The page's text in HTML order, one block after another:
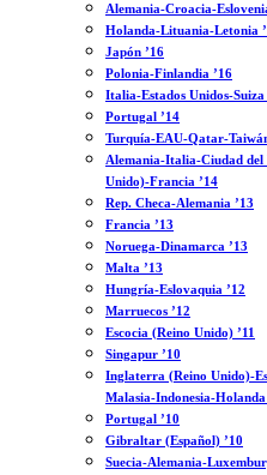
Alemania-Croacia-
Holanda-Lituania-Letonia
Japón ’16
Polonia-Finlandia ’16
Italia-Estados Unidos-Suiza
Portugal ’14
Turquía-EAU-Qatar-
Alemania-Italia-Ciudad
Unido)-Francia ’14
Rep. Checa-Alemania ’13
Francia ’13
Noruega-Dinamarca ’13
Malta ’13
Hungría-Eslovaquia ’12
Marruecos ’12
Escocia (Reino Unido) ’11
Singapur ’10
Inglaterra (Reino Unido)-
Malasia-Indonesia-Holanda
Portugal ’10
Gibraltar (Español) ’10
Suecia-Alemania-